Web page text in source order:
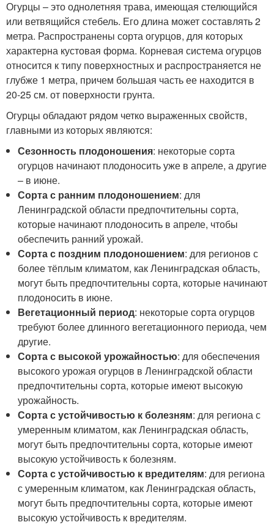
Огурцы – это однолетняя трава, имеющая стелющийся
или ветвящийся стебель. Его длина может составлять 2
метра. Распространены сорта огурцов, для которых
характерна кустовая форма. Корневая система огурцов
относится к типу поверхностных и распространяется не
глубже 1 метра, причем большая часть ее находится в
20-25 см. от поверхности грунта.
Огурцы обладают рядом четко выраженных свойств,
главными из которых являются:
Сезонность плодоношения: некоторые сорта
огурцов начинают плодоносить уже в апреле, а другие
– в июне.
Сорта с ранним плодоношением: для
Ленинградской области предпочтительны сорта,
которые начинают плодоносить в апреле, чтобы
обеспечить ранний урожай.
Сорта с поздним плодоношением: для регионов с
более тёплым климатом, как Ленинградская область,
могут быть предпочтительны сорта, которые начинают
плодоносить в июне.
Вегетационный период: некоторые сорта огурцов
требуют более длинного вегетационного периода, чем
другие.
Сорта с высокой урожайностью: для обеспечения
высокого урожая огурцов в Ленинградской области
предпочтительны сорта, которые имеют высокую
урожайность.
Сорта с устойчивостью к болезням: для региона с
умеренным климатом, как Ленинградская область,
могут быть предпочтительны сорта, которые имеют
высокую устойчивость к болезням.
Сорта с устойчивостью к вредителям: для региона
с умеренным климатом, как Ленинградская область,
могут быть предпочтительны сорта, которые имеют
высокую устойчивость к вредителям.